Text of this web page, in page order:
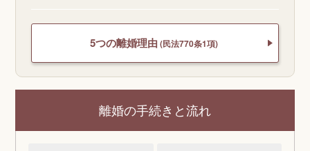
5つの離婚理由 (民法770条1項)
離婚の手続きと流れ